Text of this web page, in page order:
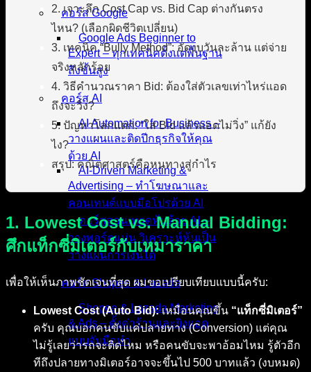
คอร์ส Google
Google Ads Beginner to
Expert – ทุกเทคนิคตั้งแต่พื้นฐาน
ถึงขั้นสูง
คอร์ส AI
AI Automation for Business –
วางแผนและติดปีกธุรกิจให้คุณ
ด้วย AI
AI-Driven Marketing &
Advertising – ทำโฆษณาและ
คอนเทนต์แบบมือโปรด้วย AI
คอร์สสอนเทรดหุ้นด้วย AI –
วางพอร์ตแม่น วิเคราะห์หุ้นเป็น
วางแผนการเงินได้
คอร์ส Shopee & Lazada
Shopee & Lazada Marketing
& Ads – ตั้งค่าร้านและยิงแอด
แบบจับมือทำ
2. เจาะลึก Cost Cap vs. Bid Cap ต่างกันตรง
ไหน? (เลือกผิดชีวิตเปลี่ยน)
3. เทคนิค “Bully Method”: อัดงบวันละล้าน แต่จ่าย
จริงหลักร้อย
4. วิธีคำนวณราคา Bid: ต้องใส่ตัวเลขเท่าไหร่แอด
ถึงจะวิ่ง?
5. ปัญหาโลกแตก: “ใส่ Bid แล้วแอดไม่วิ่ง” แก้ยัง
ไง?
สรุป: คณิตศาสตร์คือหนทางสู่กำไร
1. Lowest Cost vs. Manual Bidding:
ศึกแท็กซี่มิเตอร์กับเหมาราคา
เพื่อให้เห็นภาพชัดเจนที่สุด ผมขอเปรียบเทียบแบบนี้ครับ:
Lowest Cost (Auto Bid):เหมือนคุณขึ้น “แท็กซี่มิเตอร์”
ครับ คุณบอกคนขับแค่ปลายทาง (Conversion) แต่คุณ
ไม่รู้เลยว่ารถจะติดไหม หรือคนขับจะพาอ้อมไหม รู้ตัวอีก
ทีถึงปลายทางมิเตอร์อาจจะขึ้นไป 500 บาทแล้ว (งบหมด)